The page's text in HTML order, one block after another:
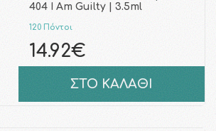
404 I Am Guilty | 3.5ml
120 Πόντοι
14.92€
ΣΤΟ ΚΑΛΑΘΙ